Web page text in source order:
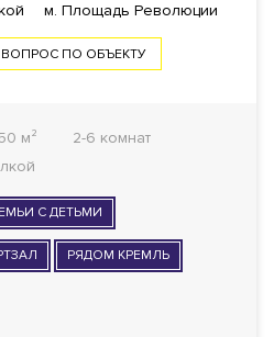
м. Площадь Революции
ВОПРОС ПО ОБЪЕКТУ
м²
2-6 комнат
С ДЕТЬМИ
РЯДОМ КРЕМЛЬ